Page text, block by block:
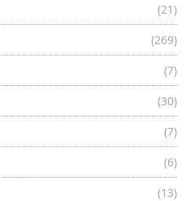
(21)
(269)
(7)
(30)
(7)
(6)
(13)